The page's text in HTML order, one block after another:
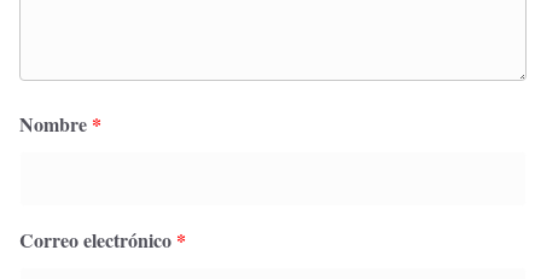
Nombre *
Correo electrónico *